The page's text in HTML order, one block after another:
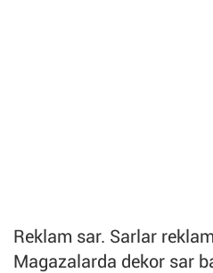
Reklam sar. Sarlar
Magazalarda dekor sar